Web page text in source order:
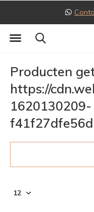
Producten
https://
1620130209-